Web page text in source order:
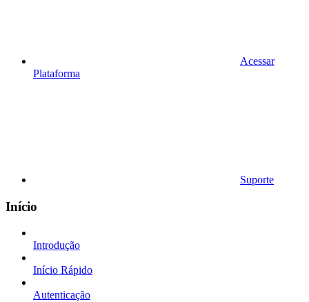
Acessar
Plataforma
Suporte
Início
Introdução
Início Rápido
Autenticação